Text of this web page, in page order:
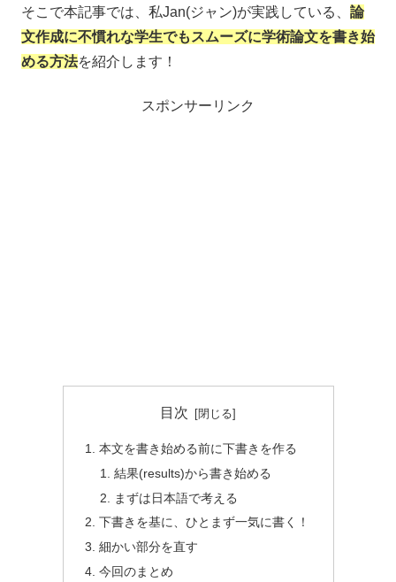
そこで本記事では、私Jan(ジャン)が実践している、 論
文作成に不慣れな学生でもスムーズに学術論文を書き始
める方法を紹介します！
スポンサーリンク
目次
本文を書き始める前に下書きを作る
結果(results)から書き始める
まずは日本語で考える
下書きを基に、ひとまず一気に書く！
細かい部分を直す
今回のまとめ